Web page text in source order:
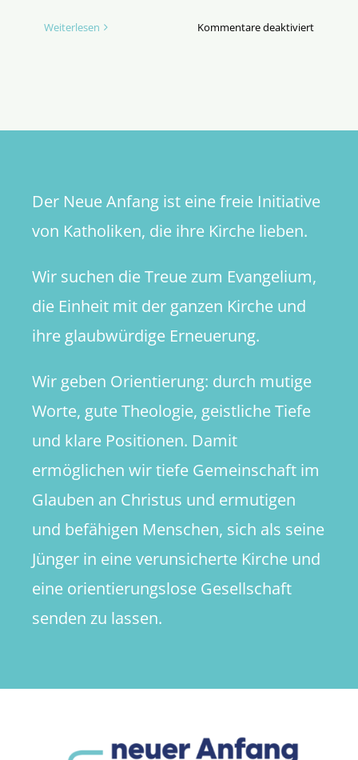
Weiterlesen Kommentare deaktiviertfür
Der Neue Anfang ist eine freie Initiative
von Katholiken, die ihre Kirche lieben.
Wir suchen die Treue zum Evangelium,
die Einheit mit der ganzen Kirche und
ihre glaubwürdige Erneuerung.
Wir geben Orientierung: durch mutige
Worte, gute Theologie, geistliche Tiefe
und klare Positionen. Damit
ermöglichen wir tiefe Gemeinschaft im
Glauben an Christus und ermutigen
und befähigen Menschen, sich als seine
Jünger in eine verunsicherte Kirche und
eine orientierungslose Gesellschaft
senden zu lassen.